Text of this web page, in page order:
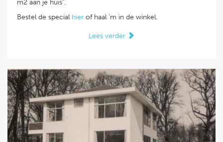
m2 aan je huis".
Bestel de special hier of haal 'm in de winkel.
Lees verder